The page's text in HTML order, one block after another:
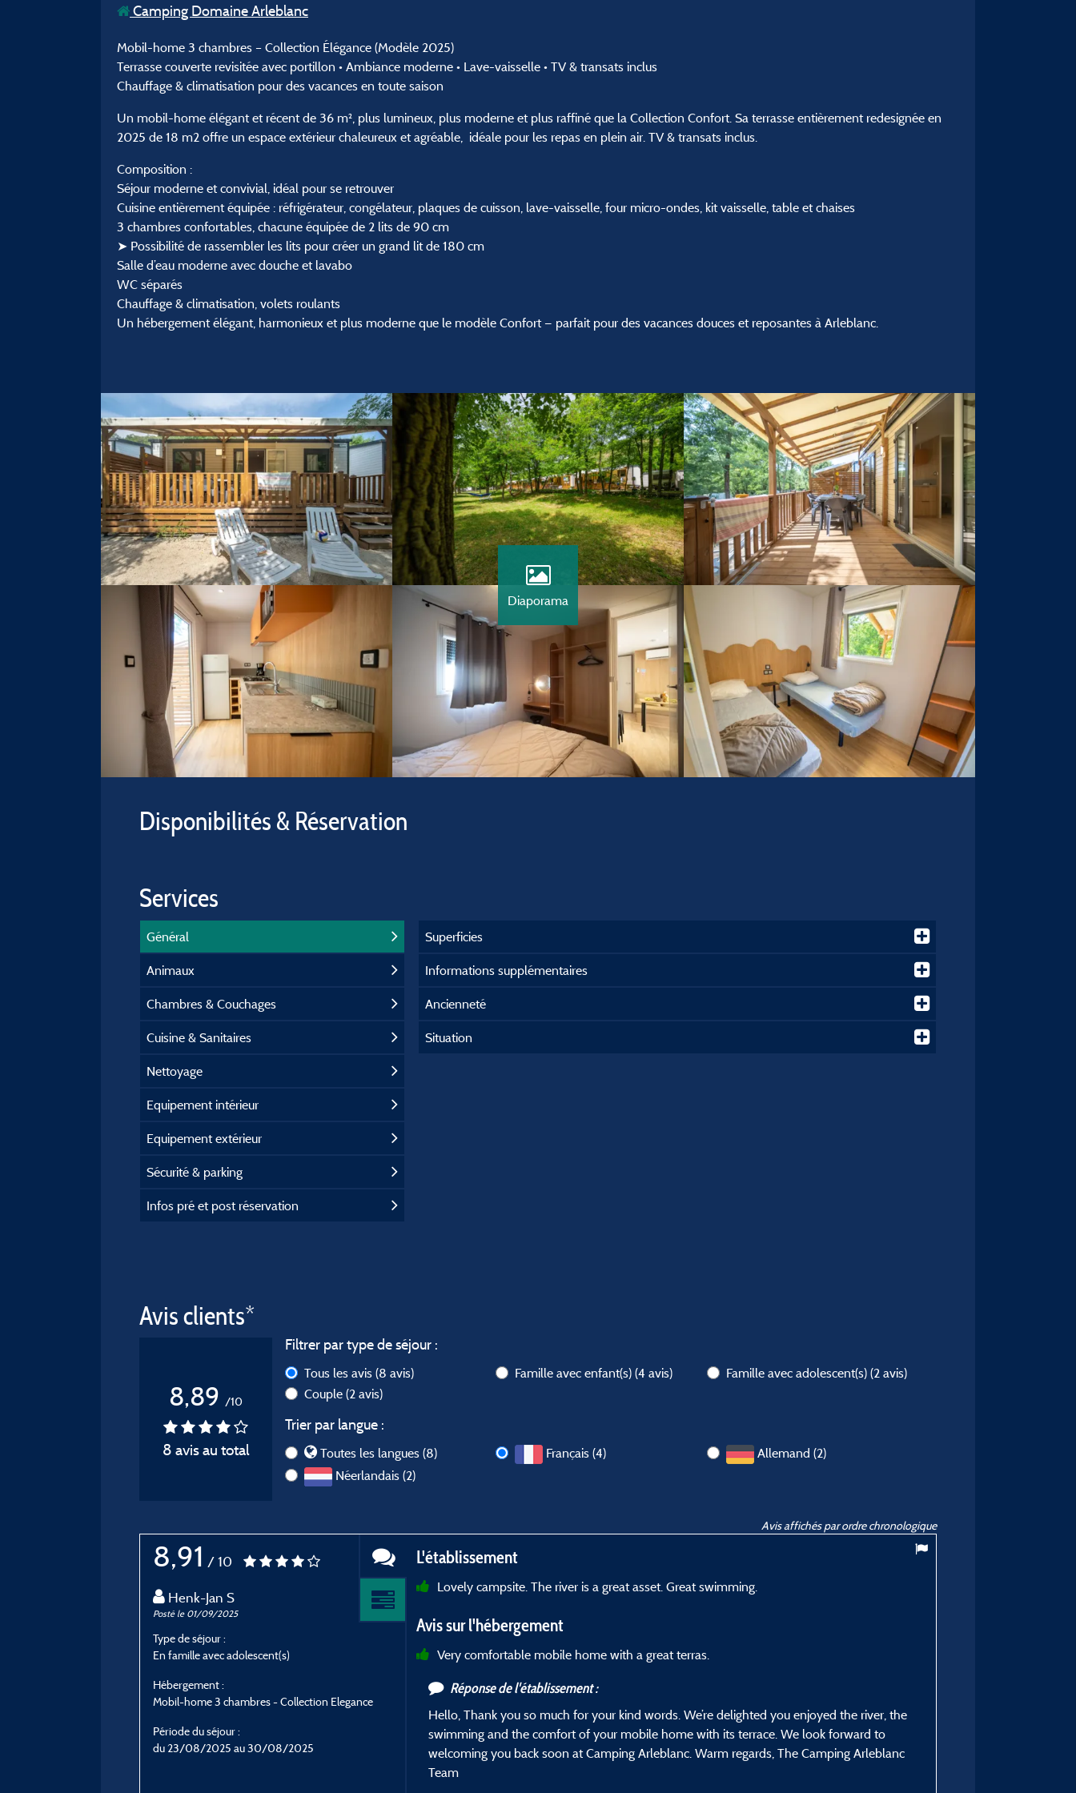
Camping Domaine Arleblanc
Mobil-home 3 chambres – Collection Élégance (Modèle 2025)
Terrasse couverte revisitée avec portillon • Ambiance moderne • Lave-vaisselle • TV & transats inclus
Chauffage & climatisation pour des vacances en toute saison
Un mobil-home élégant et récent de 36 m², plus lumineux, plus moderne et plus raffiné que la Collection Confort. Sa terrasse entièrement redesignée en
2025 de 18 m2 offre un espace extérieur chaleureux et agréable, idéale pour les repas en plein air. TV & transats inclus.
Composition :
Séjour moderne et convivial, idéal pour se retrouver
Cuisine entièrement équipée : réfrigérateur, congélateur, plaques de cuisson, lave-vaisselle, four micro-ondes, kit vaisselle, table et chaises
3 chambres confortables, chacune équipée de 2 lits de 90 cm
➤ Possibilité de rassembler les lits pour créer un grand lit de 180 cm
Salle d’eau moderne avec douche et lavabo
WC séparés
Chauffage & climatisation, volets roulants
Un hébergement élégant, harmonieux et plus moderne que le modèle Confort — parfait pour des vacances douces et reposantes à Arleblanc.
Diaporama
Disponibilités & Réservation
Services
Général
Animaux
Chambres & Couchages
Cuisine & Sanitaires
Nettoyage
Equipement intérieur
Equipement extérieur
Sécurité & parking
Infos pré et post réservation
Superficies
Informations supplémentaires
Ancienneté
Situation
Avis clients*
8,89 /10
8 avis au total
Filtrer par type de séjour :
Tous les avis (8 avis) Famille avec enfant(s)(4 avis) Famille avec adolescent(s) (2 avis)
Couple (2 avis)
Trier par langue :
Toutes les langues (8) Français (4)
Allemand (2)
Néerlandais (2)
Avis affichés par ordre chronologique
8,91 / 10
Henk-Jan S
Posté le 01/09/2025
Type de séjour :
En famille avec adolescent(s)
Hébergement :
Mobil-home 3 chambres - Collection Elegance
Période du séjour :
du 23/08/2025 au 30/08/2025
L'établissement
Lovely campsite. The river is a great asset. Great swimming.
Avis sur l'hébergement
Very comfortable mobile home with a great terras.
Réponse de l'établissement :
Hello, Thank you so much for your kind words. We’re delighted you enjoyed the river, the
swimming and the comfort of your mobile home with its terrace. We look forward to
welcoming you back soon at Camping Arleblanc. Warm regards, The Camping Arleblanc
Team